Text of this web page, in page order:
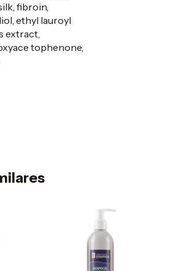
fibroin,
ethyl lauroyl
extract,
tophenone,